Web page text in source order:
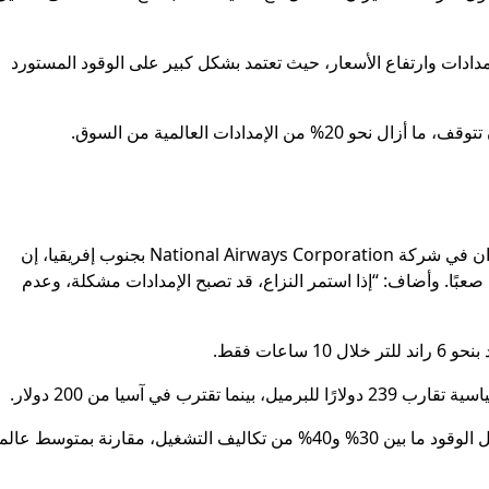
وارتفاع الأسعار، حيث تعتمد بشكل كبير على الوقود المستورد
العالمية من السوق.
قال جاني دي كليرك، المدير التنفيذي لعمليات الطيران في شركة National Airways Corporation بجنوب إفريقيا، إن
صعبًا. وأضاف: “إذا استمر النزاع، قد تصبح الإمدادات مشكلة، وعدم
فقط.
آسيا من 200 دولار.
وتتأثر شركات الطيران الإفريقية بشكل أكبر، إذ يشكل الوقود ما بين 30% و40% من تكاليف التشغيل، مقارنة